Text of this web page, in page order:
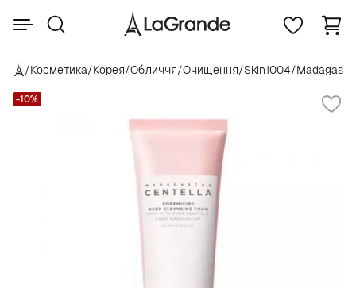
/Косметика/Корея/Обличчя/Очищення/Skin1004/
-10%